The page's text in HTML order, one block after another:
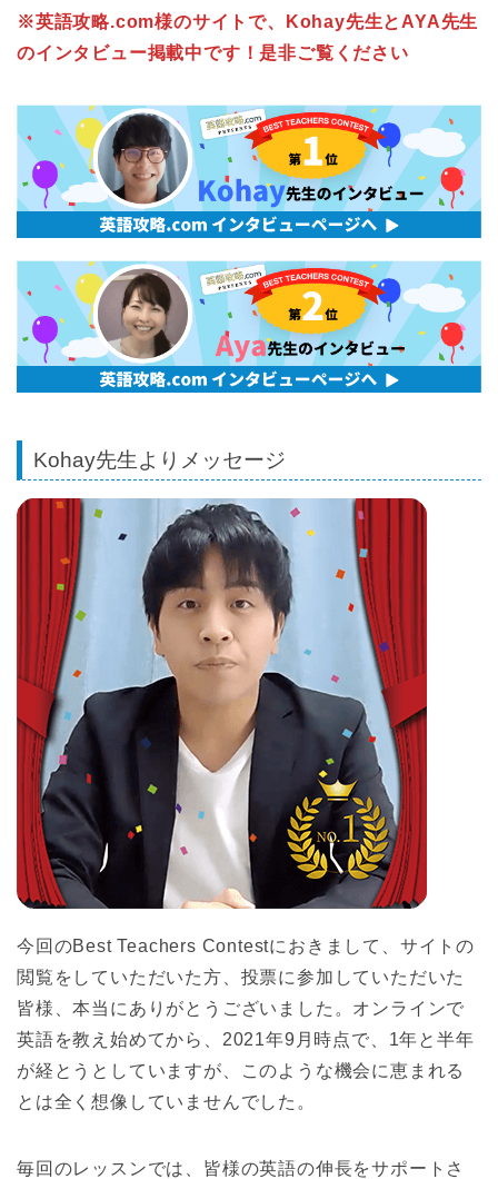
※英語攻略.com様のサイトで、Kohay先生とAYA先生
のインタビュー掲載中です！是非ご覧ください
Kohay先生よりメッセージ
今回のBest Teachers Contestにおきまして、サイトの
閲覧をしていただいた方、投票に参加していただいた
皆様、本当にありがとうございました。オンラインで
英語を教え始めてから、2021年9月時点で、1年と半年
が経とうとしていますが、このような機会に恵まれる
とは全く想像していませんでした。
毎回のレッスンでは、皆様の英語の伸長をサポートさ